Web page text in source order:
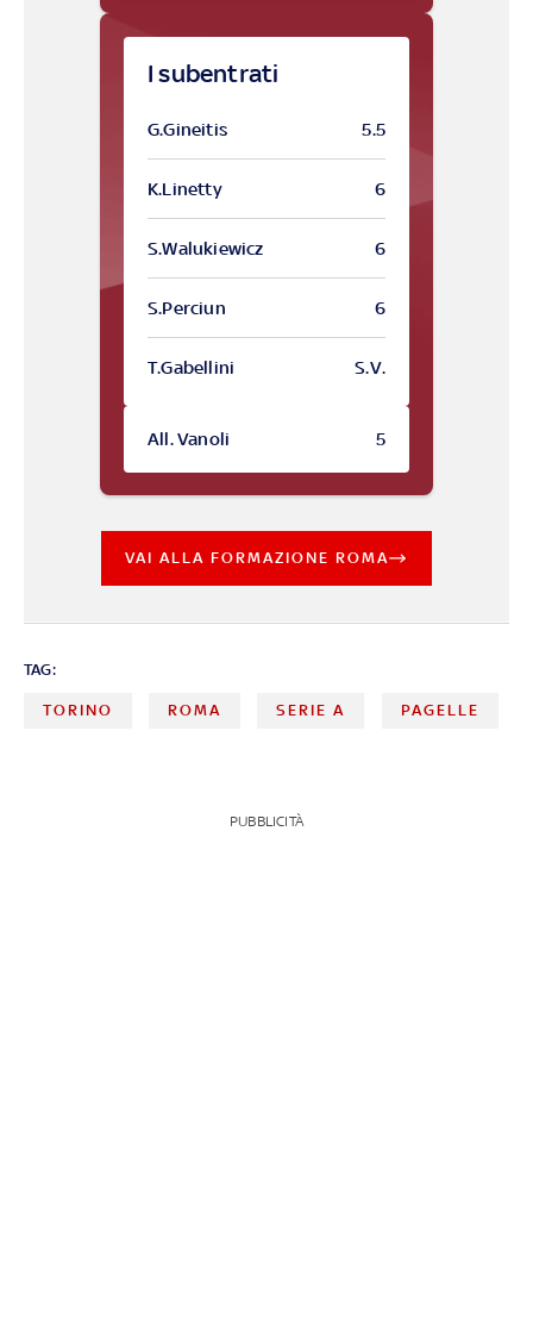
I subentrati
G.Gineitis 5.5
K.Linetty 6
S.Walukiewicz 6
S.Perciun 6
T.Gabellini S.V.
All. Vanoli 5
VAI ALLA FORMAZIONE ROMA
TAG:
TORINO ROMA SERIE A PAGELLE
PUBBLICITÀ